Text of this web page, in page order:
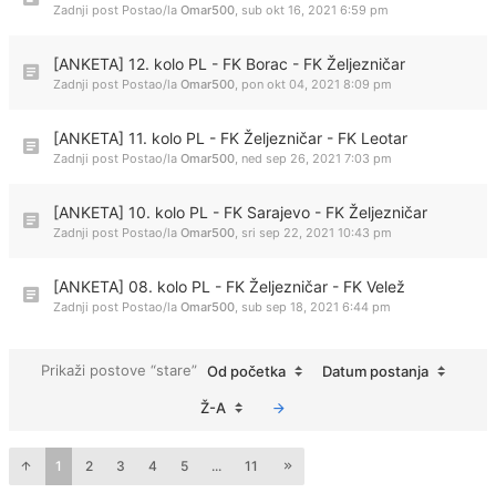
Zadnji post Postao/la Omar500, sub okt 16, 2021 6:59 pm
[ANKETA] 12. kolo PL - FK Borac - FK Željezničar
Zadnji post Postao/la Omar500, pon okt 04, 2021 8:09 pm
[ANKETA] 11. kolo PL - FK Željezničar - FK Leotar
Zadnji post Postao/la Omar500, ned sep 26, 2021 7:03 pm
[ANKETA] 10. kolo PL - FK Sarajevo - FK Željezničar
Zadnji post Postao/la Omar500, sri sep 22, 2021 10:43 pm
[ANKETA] 08. kolo PL - FK Željezničar - FK Velež
Zadnji post Postao/la Omar500, sub sep 18, 2021 6:44 pm
Prikaži postove “stare” Od početka Datum postanja
Ž-A
1 2 3 4 5 ... 11